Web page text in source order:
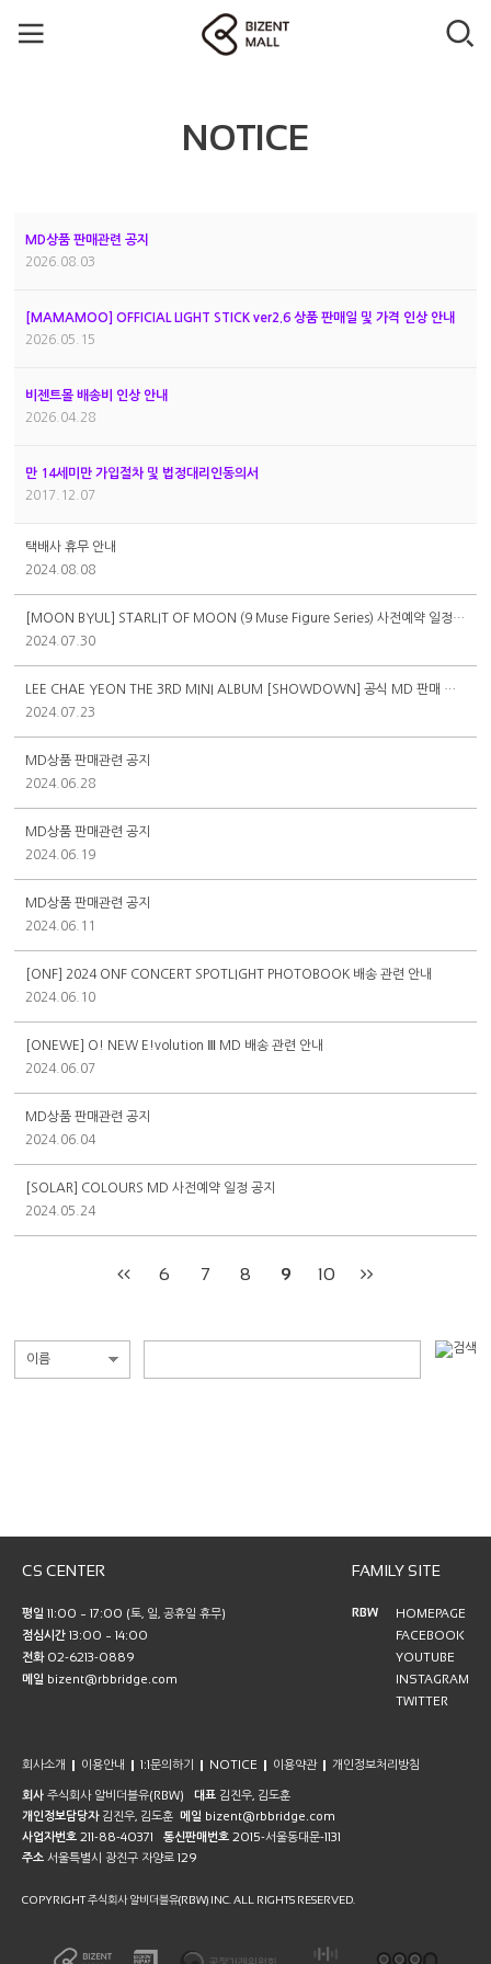
NOTICE
MD상품 판매관련 공지
2026.08.03
[MAMAMOO] OFFICIAL LIGHT STICK ver2.6 상품 판매일 및 가격 인상 안내
2026.05.15
비젠트몰 배송비 인상 안내
2026.04.28
만 14세미만 가입절차 및 법정대리인동의서
2017.12.07
택배사 휴무 안내
2024.08.08
[MOON BYUL] STARLIT OF MOON (9 Muse Figure Series) 사전예약 일정 공지
2024.07.30
LEE CHAE YEON THE 3RD MINI ALBUM [SHOWDOWN] 공식 MD 판매 취소 관련 안내
2024.07.23
MD상품 판매관련 공지
2024.06.28
MD상품 판매관련 공지
2024.06.19
MD상품 판매관련 공지
2024.06.11
[ONF] 2024 ONF CONCERT SPOTLIGHT PHOTOBOOK 배송 관련 안내
2024.06.10
[ONEWE] O! NEW E!volution Ⅲ MD 배송 관련 안내
2024.06.07
MD상품 판매관련 공지
2024.06.04
[SOLAR] COLOURS MD 사전예약 일정 공지
2024.05.24
6 7 8 9 10
CS CENTER
평일 11:00 ~ 17:00 (토, 일, 공휴일 휴무)
점심시간 13:00 ~ 14:00
전화02-6213-0889
메일 bizent@rbbridge.com
FAMILY SITE
RBW
HOMEPAGE
FACEBOOK
YOUTUBE
INSTAGRAM
TWITTER
회사소개 이용안내 1:1문의하기 NOTICE 이용약관 개인정보처리방침
회사 주식회사 알비더블유(RBW) 대표 김진우, 김도훈
개인정보담당자김진우, 김도훈 메일 bizent@rbbridge.com
사업자번호 211-88-40371 통신판매번호 2015-서울동대문-1131
주소 서울특별시 광진구 자양로 129
COPYRIGHT 주식회사 알비더블유(RBW) INC. ALL RIGHTS RESERVED.